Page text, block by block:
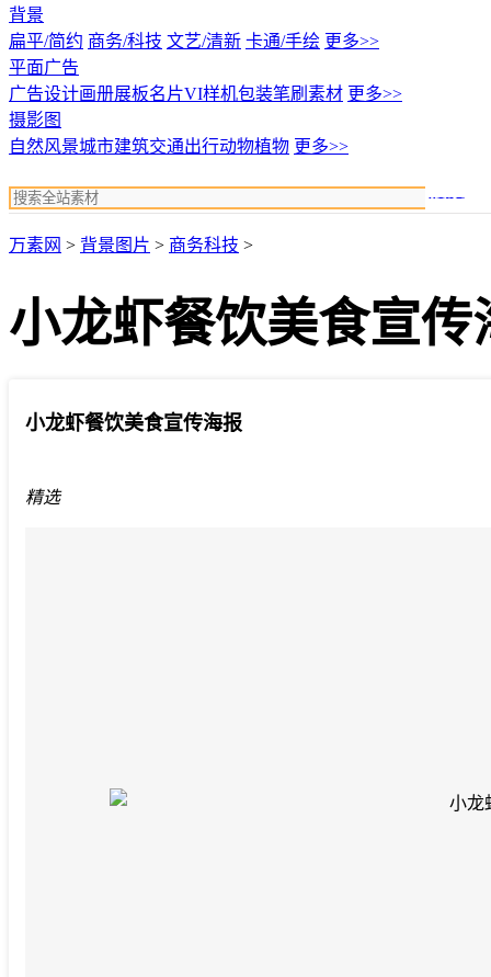
背景
扁平/简约 商务/科技 文艺/清新 卡通/手绘 更多>>
平面广告
广告设计画册展板名片VI样机包装笔刷素材 更多>>
摄影图
自然风景城市建筑交通出行动物植物 更多>>
万素网 > 背景图片 > 商务科技 >
小龙虾餐饮美食宣传
小龙虾餐饮美食宣传海报
精选